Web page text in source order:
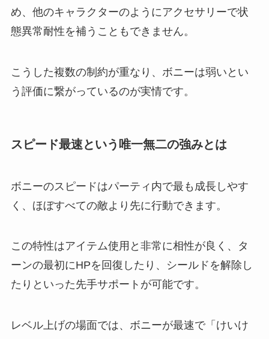
め、他のキャラクターのようにアクセサリーで状
態異常耐性を補うこともできません。
こうした複数の制約が重なり、ボニーは弱いとい
う評価に繋がっているのが実情です。
スピード最速という唯一無二の強みとは
ボニーのスピードはパーティ内で最も成長しやす
く、ほぼすべての敵より先に行動できます。
この特性はアイテム使用と非常に相性が良く、タ
ーンの最初にHPを回復したり、シールドを解除し
たりといった先手サポートが可能です。
レベル上げの場面では、ボニーが最速で「けいけ